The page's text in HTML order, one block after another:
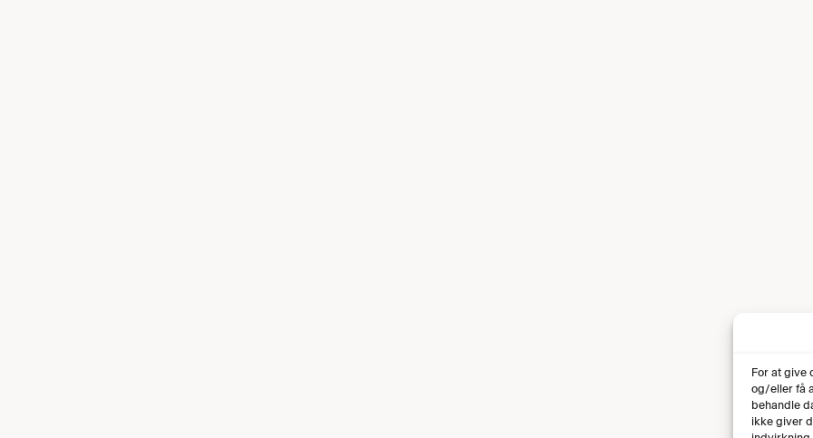
For at give
og/eller få
behandle
ikke giver